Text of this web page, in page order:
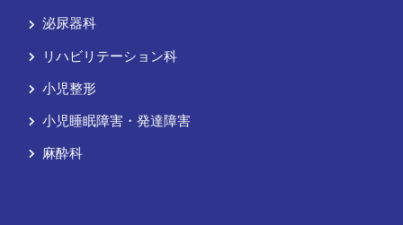
泌尿器科
リハビリテーション科
小児整形
小児睡眠障害・発達障害
麻酔科